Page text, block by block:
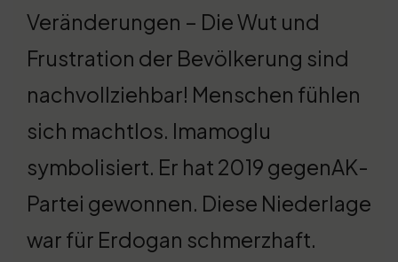
Veränderungen – Die Wut und
Frustration der Bevölkerung sind
nachvollziehbar! Menschen fühlen
sich machtlos. Imamoglu
symbolisiert. Er hat 2019 gegenAK-
Partei gewonnen. Diese Niederlage
war für Erdogan schmerzhaft.